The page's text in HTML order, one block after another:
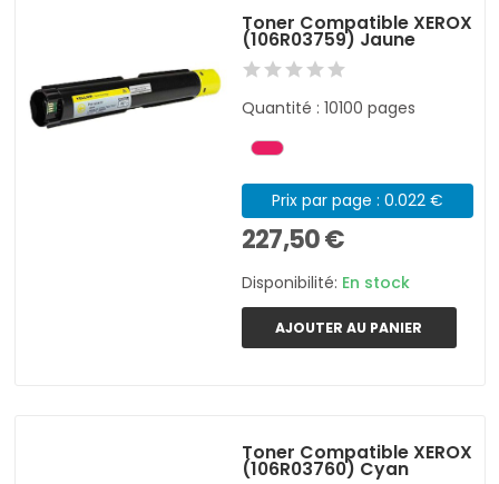
Toner Compatible XEROX
(106R03759) Jaune
Quantité : 10100 pages
Prix par page : 0.022 €
227,50 €
Disponibilité: En stock
AJOUTER AU PANIER
Toner Compatible XEROX
(106R03760) Cyan